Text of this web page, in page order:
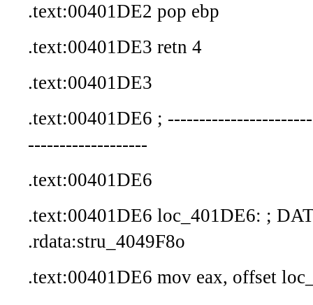
.text:00401DE2 pop ebp
.text:00401DE3 retn 4
.text:00401DE3
.text:00401DE6 ;
-------------------
.text:00401DE6
.text:00401DE6 loc_401DE6: ;
.rdata:stru_4049F8o
.text:00401DE6 mov eax, offset